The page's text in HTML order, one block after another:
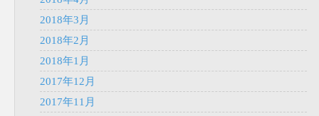
2018年3月
2018年2月
2018年1月
2017年12月
2017年11月